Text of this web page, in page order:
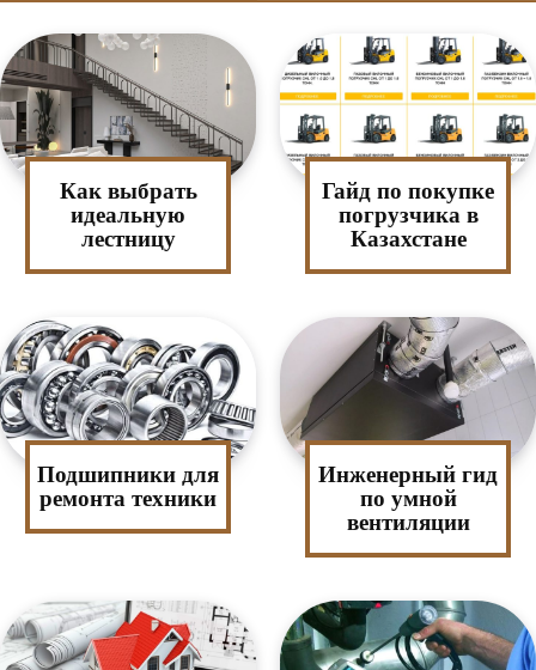
Как выбрать
идеальную
лестницу
Гайд по покупке
погрузчика в
Казахстане
Подшипники для
ремонта техники
Инженерный гид
по умной
вентиляции